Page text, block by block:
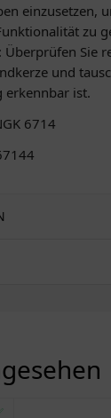
einzusetzen,
zu
Überprüfen Sie
und
erkennbar ist.
6714